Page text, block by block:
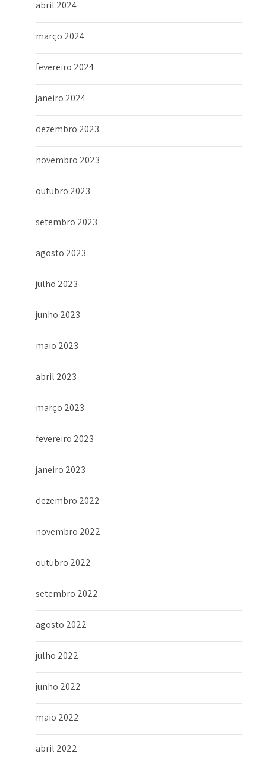
abril 2024
março 2024
fevereiro 2024
janeiro 2024
dezembro 2023
novembro 2023
outubro 2023
setembro 2023
agosto 2023
julho 2023
junho 2023
maio 2023
abril 2023
março 2023
fevereiro 2023
janeiro 2023
dezembro 2022
novembro 2022
outubro 2022
setembro 2022
agosto 2022
julho 2022
junho 2022
maio 2022
abril 2022